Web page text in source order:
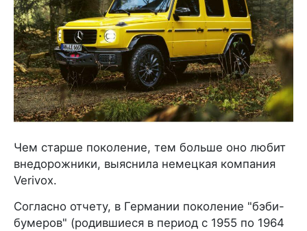
Чем старше поколение, тем больше оно любит
внедорожники, выяснила немецкая компания
Verivox.
Согласно отчету, в Германии поколение "бэби-
бумеров" (родившиеся в период с 1955 по 1964